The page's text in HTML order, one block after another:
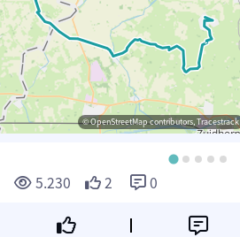
© OpenStreetMap contributors, Tracestrack
5.230 2 0